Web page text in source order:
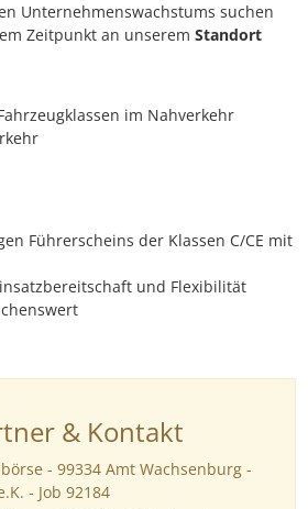
Unternehmenswachstums suchen
Zeitpunkt an unserem Standort
im Nahverkehr
Führerscheins der Klassen C/CE mit
und Flexibilität
& Kontakt
- 99334 Amt Wachsenburg -
- Job 92184